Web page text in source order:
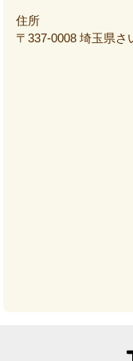
住所
〒337-0008 埼玉県